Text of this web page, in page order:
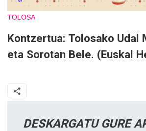
TOLOSA
Kontzertua: Tolosako Udal
eta Sorotan Bele. (Euskal
DESKARGATU GURE